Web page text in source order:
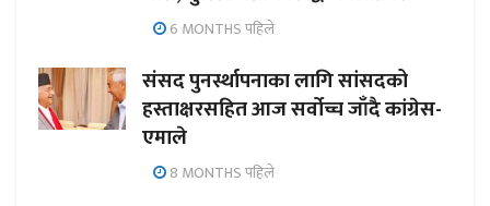
6 MONTHS पहिले
संसद पुनर्स्थापनाका लागि सांसदको
हस्ताक्षरसहित आज सर्वोच्च जाँदै कांग्रेस-
एमाले
8 MONTHS पहिले